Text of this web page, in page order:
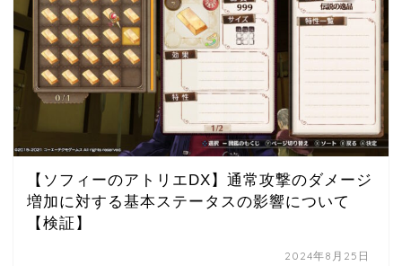
【ソフィーのアトリエDX】通常攻撃のダメージ
増加に対する基本ステータスの影響について
【検証】
2024年8月25日